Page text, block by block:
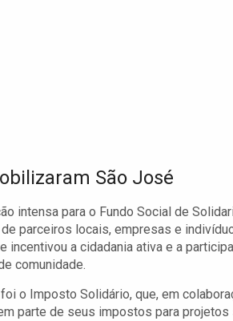
São José
intensa para o Fundo Social de
parceiros locais, empresas e
incentivou a cidadania ativa e a
comunidade.
o Imposto Solidário, que, em
parte de seus impostos para